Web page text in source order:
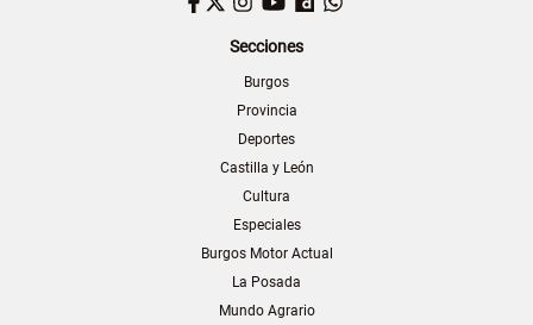
Secciones
Burgos
Provincia
Deportes
Castilla y León
Cultura
Especiales
Burgos Motor Actual
La Posada
Mundo Agrario